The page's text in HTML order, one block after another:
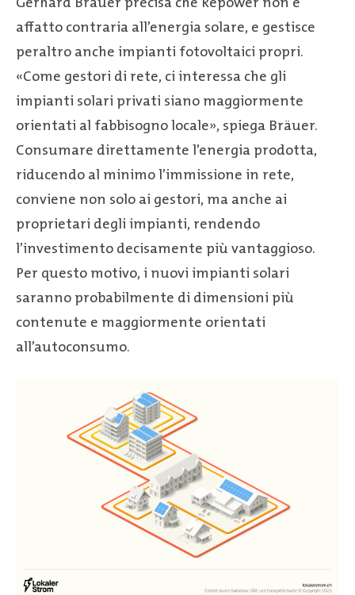
affatto contraria all’energia solare, e gestisce
peraltro anche impianti fotovoltaici propri.
«Come gestori di rete, ci interessa che gli
impianti solari privati siano maggiormente
orientati al fabbisogno locale», spiega Bräuer.
Consumare direttamente l’energia prodotta,
riducendo al minimo l’immissione in rete,
conviene non solo ai gestori, ma anche ai
proprietari degli impianti, rendendo
l’investimento decisamente più vantaggioso.
Per questo motivo, i nuovi impianti solari
saranno probabilmente di dimensioni più
contenute e maggiormente orientati
all’autoconsumo.